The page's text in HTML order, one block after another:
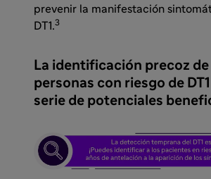
prevenir la manifestación
DT1.3
La identificación precoz de
personas con riesgo de
serie de potenciales